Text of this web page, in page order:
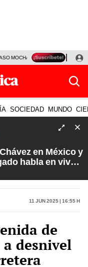
MOCHASUELDOS
SOCIEDAD MUNDO
en México y
habla en vivo |
11 Jun 2025 | 16:55 h
de
desnivel